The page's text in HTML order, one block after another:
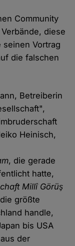
Community
diese
Vortrag
die falschen
Betreiberin
Heinisch,
, die gerade
hatte,
Millî Görüş
größte
handle,
bis USA
der